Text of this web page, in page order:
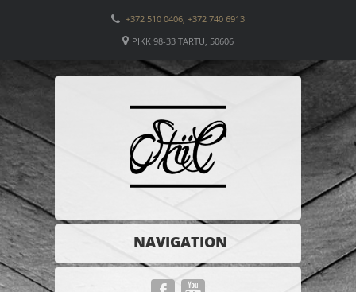
+372 510 0406, +372 740 6913
PIKK 98-33 TARTU, 50606
NAVIGATION